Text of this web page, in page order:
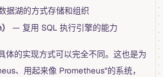
据湖的方式存储和组织
— 复用 SQL 执行引擎的能力
体的实现方式可以完全不同。这也是为
、用起来像 Prometheus"的系统，